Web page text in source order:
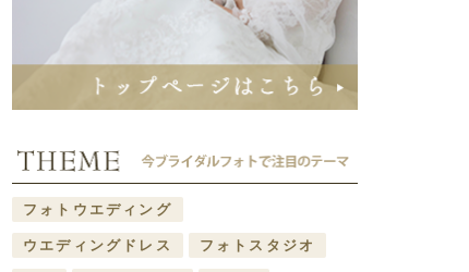
フォトウエディング
ウエディングドレス フォトスタジオ